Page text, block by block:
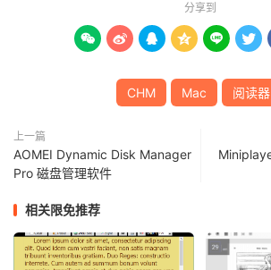
分享到
     
CHM Mac 阅读器
上一篇
AOMEI Dynamic Disk Manager
Pro 磁盘管理软件
相关限免推荐